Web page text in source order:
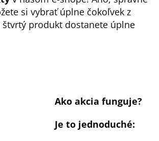
si vybrať úplne čokoľvek z
štvrtý produkt dostanete úplne
Ako akcia funguje?
Je to jednoduché: